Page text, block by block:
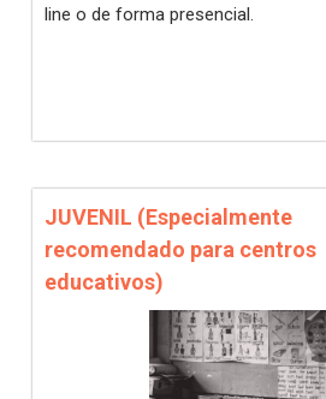
line o de forma presencial.
JUVENIL (Especialmente
recomendado para centros
educativos)